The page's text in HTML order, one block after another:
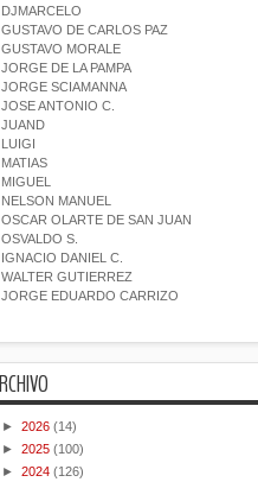
DJMARCELO
GUSTAVO DE CARLOS PAZ
GUSTAVO MORALE
JORGE DE LA PAMPA
JORGE SCIAMANNA
JOSE ANTONIO C.
JUAND
LUIGI
MATIAS
MIGUEL
NELSON MANUEL
OSCAR OLARTE DE SAN JUAN
OSVALDO S.
IGNACIO DANIEL C.
WALTER GUTIERREZ
JORGE EDUARDO CARRIZO
► 2026 (14)
► 2025 (100)
► 2024 (126)